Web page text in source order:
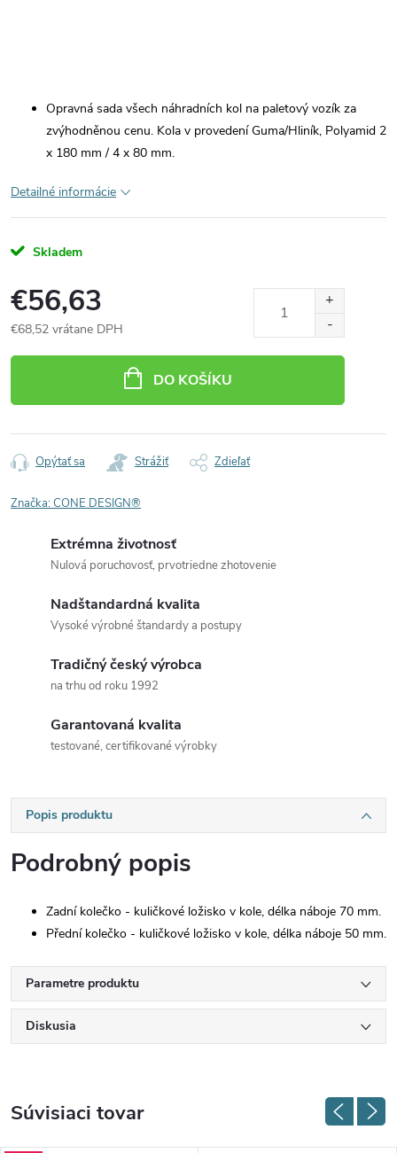
Opravná sada všech náhradních kol na paletový vozík za
zvýhodněnou cenu. Kola v provedení Guma/Hliník, Polyamid 2
x 180 mm / 4 x 80 mm.
Detailné informácie
Skladem
€56,63
€68,52 vrátane DPH
DO KOŠÍKU
Opýtať sa Strážiť Zdieľať
Značka:CONE DESIGN®
Extrémna životnosť
Nulová poruchovosť, prvotriedne zhotovenie
Nadštandardná kvalita
Vysoké výrobné štandardy a postupy
Tradičný český výrobca
na trhu od roku 1992
Garantovaná kvalita
testované, certifikované výrobky
Popis produktu
Podrobný popis
Zadní kolečko - kuličkové ložisko v kole, délka náboje 70 mm.
Přední kolečko - kuličkové ložisko v kole, délka náboje 50 mm.
Parametre produktu
Diskusia
Súvisiaci tovar